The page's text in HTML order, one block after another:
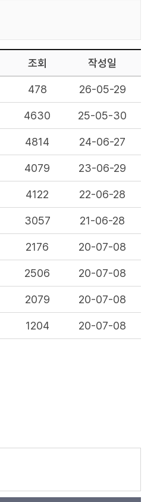
조회 작성일
478 26-05-29
4630 25-05-30
4814 24-06-27
4079 23-06-29
4122 22-06-28
3057 21-06-28
2176 20-07-08
2506 20-07-08
2079 20-07-08
1204 20-07-08